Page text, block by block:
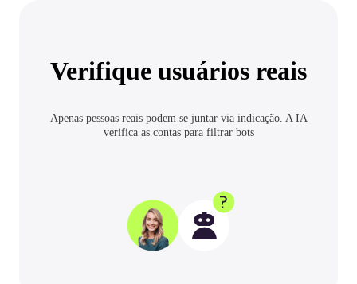
Verifique usuários reais
Apenas pessoas reais podem se juntar via indicação. A IA
verifica as contas para filtrar bots